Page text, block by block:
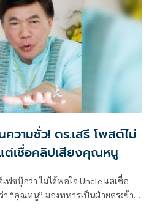
ความชั่ว! ดร.เสรี โพสต์ไม่
ต่เชื่อคลิปเสียงคุณหนู
เฟซบุ๊กว่า ไม่ได้พอใจ Uncle แต่เชื่อ
า “คุณหนู” มองทหารเป็นฝ่ายตรงข้าม